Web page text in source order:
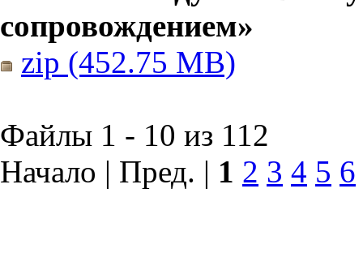
сопровождением»
zip (452.75 MB)
Файлы 1 - 10 из 112
Начало | Пред. | 1 2 3 4 5 6